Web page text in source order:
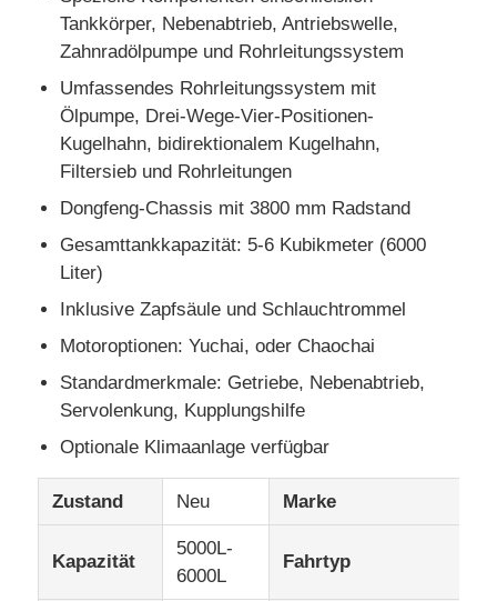
Spezialfahrzeugteile
Sanitär-Elektro-Dreirad
Lastwagen
Tankkörper, Nebenabtrieb, Antriebswelle,
Zahnradölpumpe und Rohrleitungssystem
Umfassendes Rohrleitungssystem mit
Ölpumpe, Drei-Wege-Vier-Positionen-
Kugelhahn, bidirektionalem Kugelhahn,
Filtersieb und Rohrleitungen
Dongfeng-Chassis mit 3800 mm Radstand
Gesamttankkapazität: 5-6 Kubikmeter (6000
Liter)
Inklusive Zapfsäule und Schlauchtrommel
Motoroptionen: Yuchai, oder Chaochai
Standardmerkmale: Getriebe, Nebenabtrieb,
Servolenkung, Kupplungshilfe
Optionale Klimaanlage verfügbar
Zustand Neu Marke
Kapazität
5000L-
6000L
Fahrtyp